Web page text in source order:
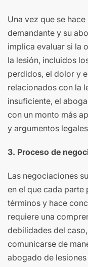
Una vez que se
demandante y su
implica evaluar si la
la lesión, incluidos
perdidos, el dolor y
relacionados con la
insuficiente, el
con un monto más
y argumentos
3. Proceso de
Las negociaciones
en el que cada parte
términos y hace
requiere una
debilidades del
comunicarse de
abogado de